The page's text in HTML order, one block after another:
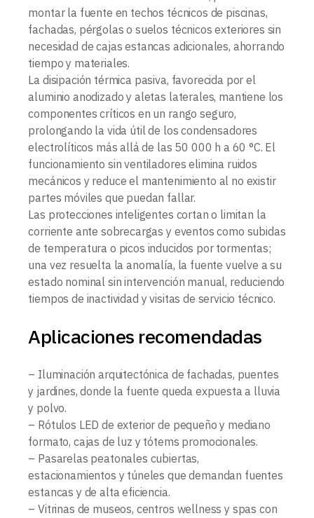
montar la fuente en techos técnicos de piscinas,
fachadas, pérgolas o suelos técnicos exteriores sin
necesidad de cajas estancas adicionales, ahorrando
tiempo y materiales.
La disipación térmica pasiva, favorecida por el
aluminio anodizado y aletas laterales, mantiene los
componentes críticos en un rango seguro,
prolongando la vida útil de los condensadores
electrolíticos más allá de las 50 000 h a 60 °C. El
funcionamiento sin ventiladores elimina ruidos
mecánicos y reduce el mantenimiento al no existir
partes móviles que puedan fallar.
Las protecciones inteligentes cortan o limitan la
corriente ante sobrecargas y eventos como subidas
de temperatura o picos inducidos por tormentas;
una vez resuelta la anomalía, la fuente vuelve a su
estado nominal sin intervención manual, reduciendo
tiempos de inactividad y visitas de servicio técnico.
Aplicaciones recomendadas
– Iluminación arquitectónica de fachadas, puentes
y jardines, donde la fuente queda expuesta a lluvia
y polvo.
– Rótulos LED de exterior de pequeño y mediano
formato, cajas de luz y tótems promocionales.
– Pasarelas peatonales cubiertas,
estacionamientos y túneles que demandan fuentes
estancas y de alta eficiencia.
– Vitrinas de museos, centros wellness y spas con